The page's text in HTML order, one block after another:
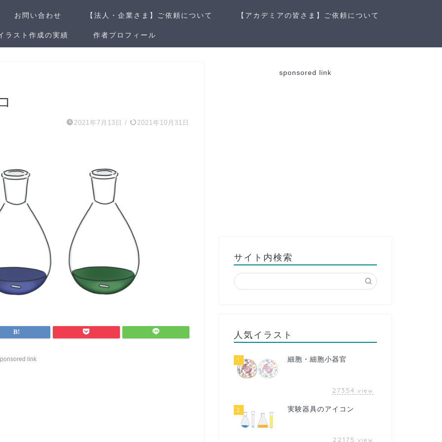
お問い合わせ 【法人・企業さま】ご依頼について 【アカデミアの皆さま】ご依頼について
ラスト作成の実績 作者プロフィール
2021年7月13日 / 2021年10月31日
link
sponsored link
サイト内検索
人気イラスト
1 細胞・細胞小器官
27354 view
2 実験器具のアイコン
22175 view